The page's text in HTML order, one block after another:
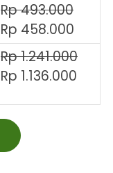
Rp 493.000
Rp 458.000
Rp 1.241.000
Rp 1.136.000